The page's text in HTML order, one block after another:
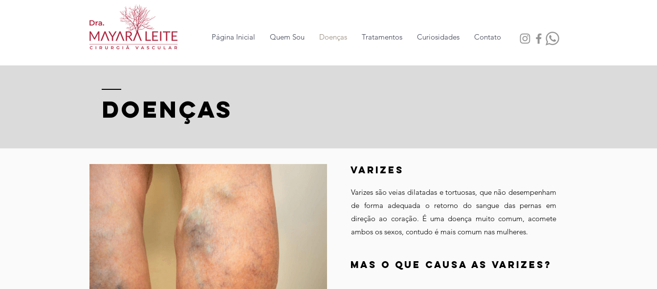
Página Inicial Quem Sou Doenças Tratamentos Curiosidades Contato
Doenças
varizes
Varizes são veias dilatadas e tortuosas, que não desempenham
de forma adequada o retorno do sangue das pernas em
direção ao coração. É uma doença muito comum, acomete
ambos os sexos, contudo é mais comum nas mulheres.
Mas o que causa as varizes?